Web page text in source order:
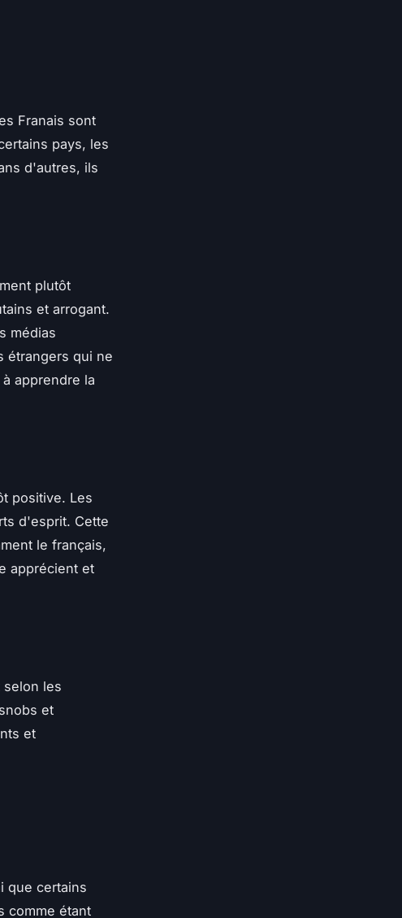
Franais sont
pays, les
d'autres, ils
plutôt
et arrogant.
médias
étrangers qui ne
apprendre la
positive. Les
d'esprit. Cette
le français,
apprécient et
selon les
et
et
que certains
comme étant